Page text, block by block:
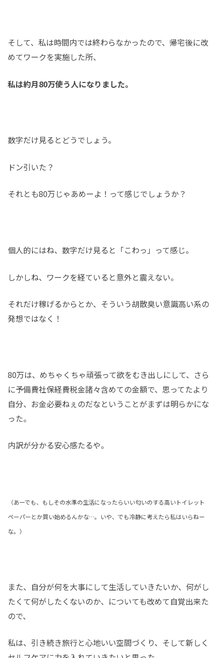
そして、私は時間内では終わらなかったので、帰宅後に改
めてワークを実施した所、
私は約月80万使う人になりました。
数字だけ見るとどうでしょう。
ドン引いた？
それとも80万じゃあめーよ！って感じでしょうか？
個人的にはね、数字だけ見ると「こわっ」って感じ。
しかしね、ワークを経ていると意外と震えない。
それだけ稼げるからとか、そういう胡散臭い意識高い系の
発想ではなく！
80万は、めちゃくちゃ頑張って欲をむき出しにして、さら
に予備費社保経費税金諸々含めての金額で、思ってたより
自分、お金必要ねぇのだなということがまずは明らかにな
った。
内訳が分かる安心感たるや。
（あーでも、もしその水準の生活になったらいい匂いのする高いトイレット
ペーパーとか買い始めるんかな…。いや、でも冷静に考えたら私はいらねー
な。）
また、自分が何を大事にして生活していきたいか、何がし
たくて何がしたくないのか、についても改めて自覚出来た
ので、
私は、引き続き旅行と心地いい空間づくり、そして新しく